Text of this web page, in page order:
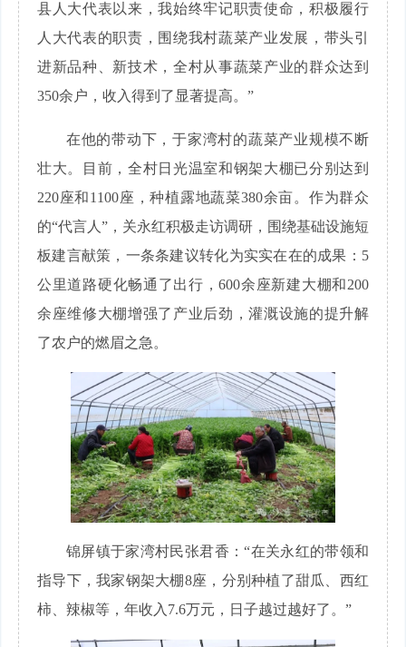
县人大代表以来，我始终牢记职责使命，积极履行
人大代表的职责，围绕我村蔬菜产业发展，带头引
进新品种、新技术，全村从事蔬菜产业的群众达到
350余户，收入得到了显著提高。”
在他的带动下，于家湾村的蔬菜产业规模不断
壮大。目前，全村日光温室和钢架大棚已分别达到
220座和1100座，种植露地蔬菜380余亩。作为群众
的“代言人”，关永红积极走访调研，围绕基础设施短
板建言献策，一条条建议转化为实实在在的成果：5
公里道路硬化畅通了出行，600余座新建大棚和200
余座维修大棚增强了产业后劲，灌溉设施的提升解
了农户的燃眉之急。
锦屏镇于家湾村民张君香：“在关永红的带领和
指导下，我家钢架大棚8座，分别种植了甜瓜、西红
柿、辣椒等，年收入7.6万元，日子越过越好了。”